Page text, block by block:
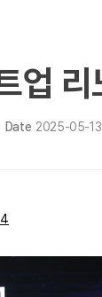
업 리
Date 2025-05-13